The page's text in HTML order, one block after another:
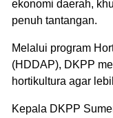
ekonomi daerah,
penuh tantangan.
Melalui program
(HDDAP), DKPP
hortikultura agar
Kepala DKPP